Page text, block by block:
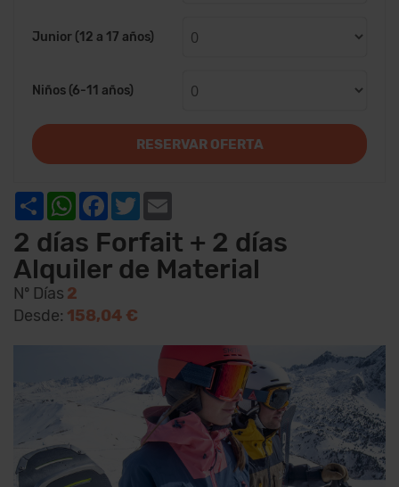
Junior (12 a 17 años)
Niños (6-11 años)
RESERVAR OFERTA
Share WhatsAppFacebook
Twitter
2 días Forfait + 2 días
Alquiler de Material
Nº Días 2
Desde: 158,04 €